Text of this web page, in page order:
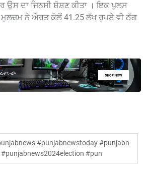
ਉਸ ਦਾ ਜਿਨਸੀ ਸ਼ੋਸ਼ਣ ਕੀਤਾ । ਇਕ ਪੁਲਸ
ਮੁਲਜ਼ਮ ਨੇ ਔਰਤ ਕੋਲੋਂ 41.25 ਲੱਖ ਰੁਪਏ ਵੀ ਠੱਗ
#punjabnewstoday #punjabn
#pun